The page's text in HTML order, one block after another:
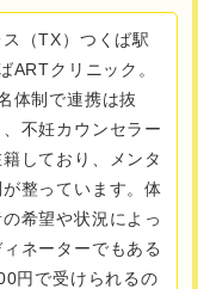
（TX）つくば駅
ARTクリニック。
体制で連携は抜
不妊カウンセラー
しており、メンタ
整っています。体
希望や状況によっ
ネーターでもある
円で受けられるの